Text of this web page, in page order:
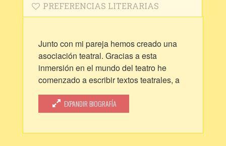
PREFERENCIAS LITERARIAS
Junto con mi pareja hemos creado una
asociación teatral. Gracias a esta
inmersión en el mundo del teatro he
comenzado a escribir textos teatrales, a
poderlos representar y a disfrutar de
verlos en escena. También he escrito un
libro que ahora está con una editorial de
EXPANDIR BIOGRAFÍA